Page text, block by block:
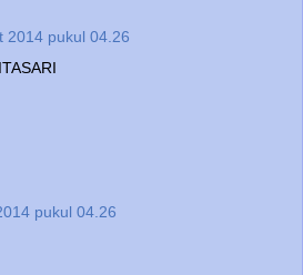
2014 pukul 04.26
pukul 04.26